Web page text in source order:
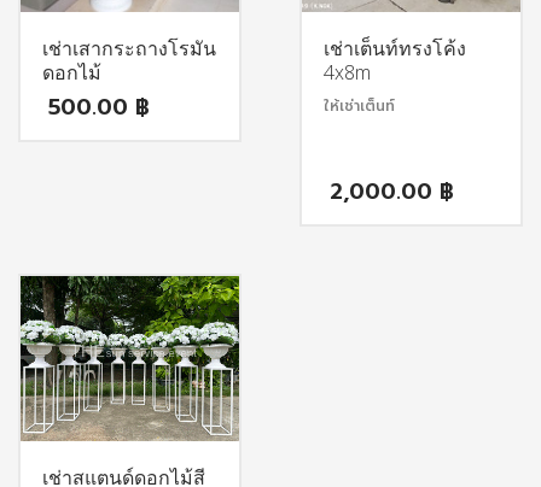
เช่าเสากระถางโรมัน
ดอกไม้
500.00 ฿
เช่าเต็นท์ทรงโค้ง
4x8m
ให้เช่าเต็นท์
2,000.00 ฿
เช่าสแตนด์ดอกไม้สี